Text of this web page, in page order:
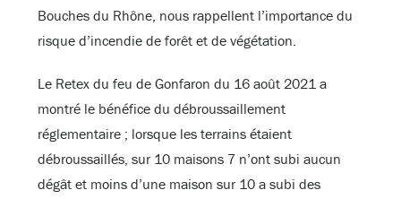
Bouches du Rhône, nous rappellent l’importance du
risque d’incendie de forêt et de végétation.
Le Retex du feu de Gonfaron du 16 août 2021 a
montré le bénéfice du débroussaillement
réglementaire ; lorsque les terrains étaient
débroussaillés, sur 10 maisons 7 n’ont subi aucun
dégât et moins d’une maison sur 10 a subi des